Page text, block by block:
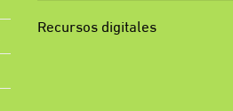
Recursos digitales